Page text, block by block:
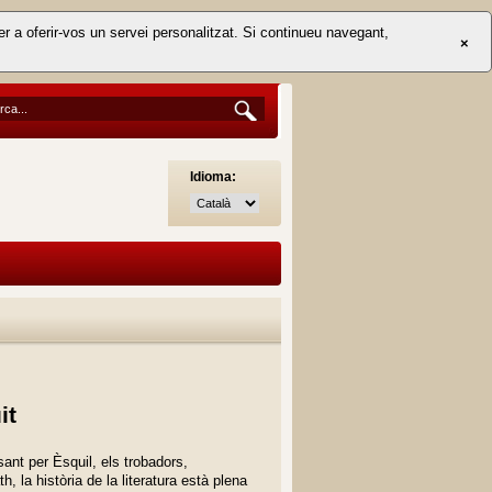
×
oferir-vos un servei personalitzat. Si continueu navegant,
Idioma:
per Èsquil, els trobadors,
la història de la literatura està plena